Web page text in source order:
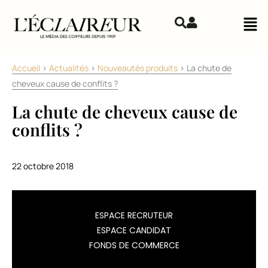
Accueil > Actualités > Nouveautés produits > La chute de
cheveux cause de conflits ?
La chute de cheveux cause de
conflits ?
22 octobre 2018
ESPACE RECRUTEUR
ESPACE CANDIDAT
FONDS DE COMMERCE